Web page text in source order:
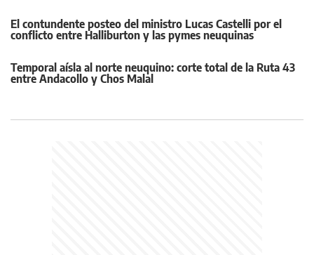
El contundente posteo del ministro Lucas Castelli por el
conflicto entre Halliburton y las pymes neuquinas
Temporal aísla al norte neuquino: corte total de la Ruta 43
entre Andacollo y Chos Malal